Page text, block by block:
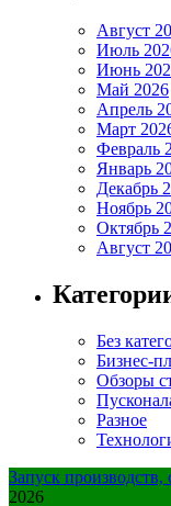
Август
Июль
Июнь
Май 2026
Апрель
Март
Февраль
Январь
Декабрь
Ноябрь
Октябрь
Август
Без
Бизнес-
Обзоры
Разное
Запуск
2026